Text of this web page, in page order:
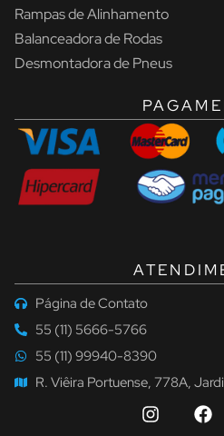
Rampas de Alinhamento
Balanceadora de Rodas
Desmontadora de Pneus
Página de Contato
55 (11) 5666-5766
55 (11) 99940-8390
R. Viêira Portuense, 778A,